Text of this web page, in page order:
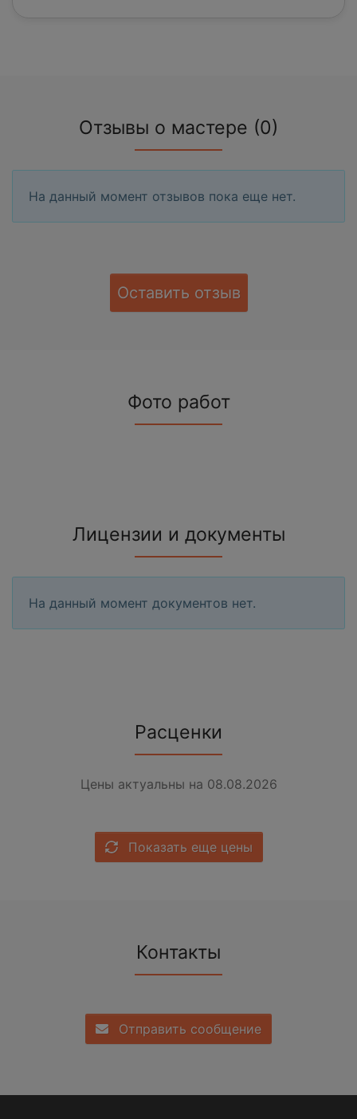
Отзывы о мастере (0)
На данный момент отзывов пока еще нет.
Оставить отзыв
Фото работ
Лицензии и документы
На данный момент документов нет.
Расценки
Цены актуальны на 08.08.2026
Показать еще цены
Контакты
Отправить сообщение